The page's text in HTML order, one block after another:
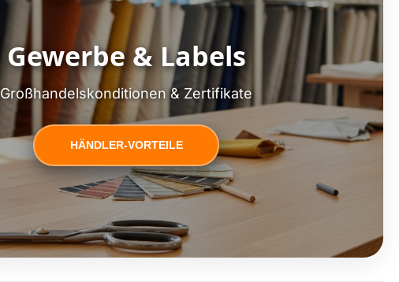
Gewerbe & Labels
Großhandelskonditionen & Zertifikate
HÄNDLER-VORTEILE